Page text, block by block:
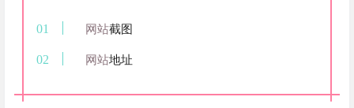
网站截图
网站地址